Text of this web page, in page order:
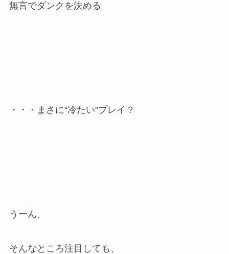
無言でダンクを決める
・・・まさに“冷たい”プレイ？
うーん、
そんなところ注目しても、